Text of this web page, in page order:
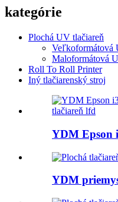
kategórie
Plochá UV tlačiareň
Veľkoformátová
Maloformátová
Roll To Roll Printer
Iný tlačiarenský stroj
YDM Epson
YDM